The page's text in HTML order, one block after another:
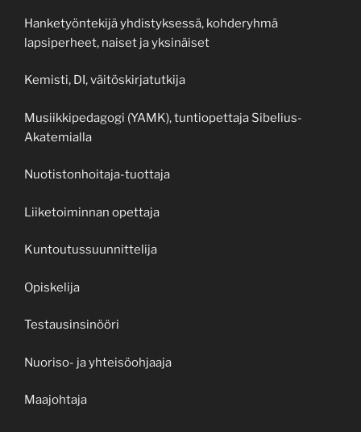
Hanketyöntekijä yhdistyksessä, kohderyhmä
lapsiperheet, naiset ja yksinäiset
Kemisti, DI, väitöskirjatutkija
Musiikkipedagogi (YAMK), tuntiopettaja Sibelius-
Akatemialla
Nuotistonhoitaja-tuottaja
Liiketoiminnan opettaja
Kuntoutussuunnittelija
Opiskelija
Testausinsinööri
Nuoriso- ja yhteisöohjaaja
Maajohtaja